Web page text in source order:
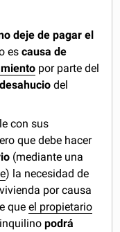
deje de pagar el
escausa de
por parte del
desahucio del
con sus
que debe hacer
(mediante una
) la necesidad de
por causa
queel propietario
inquilinopodrá